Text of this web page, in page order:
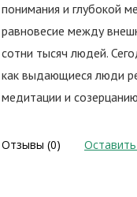
понимания и глубокой
равновесие между
сотни тысяч людей.
как выдающиеся люди
медитации и
Отзывы (0)